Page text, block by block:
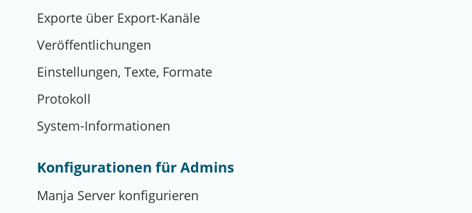
Exporte über Export-Kanäle
Veröffentlichungen
Einstellungen, Texte, Formate
Protokoll
System-Informationen
Konfigurationen für Admins
Manja Server konfigurieren